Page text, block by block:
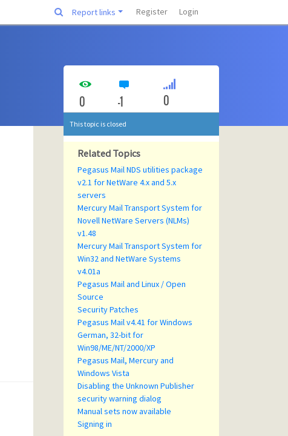
Report links Register Login
0 -1 0
This topic is closed
Related Topics
Pegasus Mail NDS utilities package
v2.1 for NetWare 4.x and 5.x
servers
Mercury Mail Transport System for
Novell NetWare Servers (NLMs)
v1.48
Mercury Mail Transport System for
Win32 and NetWare Systems
v4.01a
Pegasus Mail and Linux / Open
Source
Security Patches
Pegasus Mail v4.41 for Windows
German, 32-bit for
Win98/ME/NT/2000/XP
Pegasus Mail, Mercury and
Windows Vista
Disabling the Unknown Publisher
security warning dialog
Manual sets now available
Signing in